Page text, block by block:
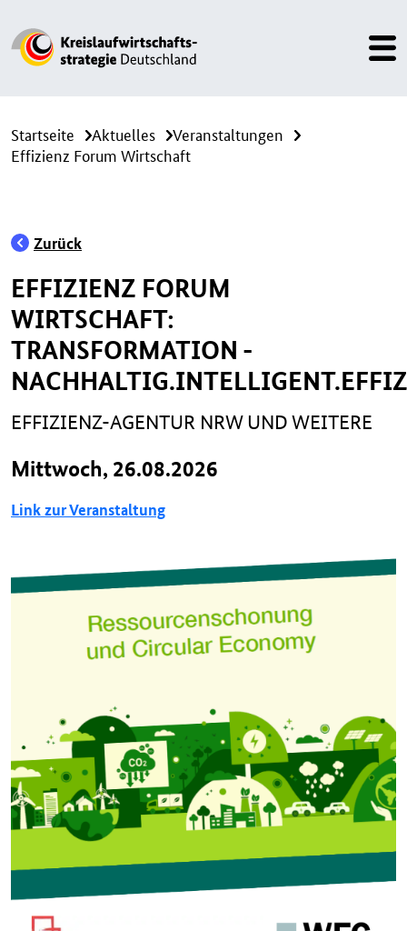
Startseite Aktuelles
Veranstaltungen
Effizienz Forum Wirtschaft
Zurück
EFFIZIENZ FORUM
WIRTSCHAFT:
TRANSFORMATION -
EFFIZIENZ-AGENTUR NRW UND WEITERE
Mittwoch, 26.08.2026
Link zur Veranstaltung